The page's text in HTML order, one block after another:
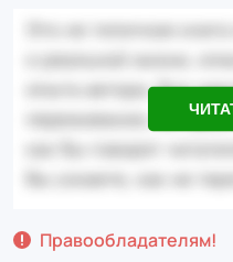
Правообладателям!